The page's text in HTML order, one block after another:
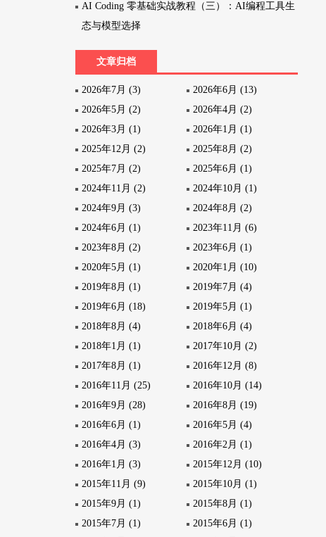
AI Coding 零基础实战教程（三）：AI编程工具生
态与模型选择
文章归档
2026年7月 (3)
2026年6月 (13)
2026年5月 (2)
2026年4月 (2)
2026年3月 (1)
2026年1月 (1)
2025年12月 (2)
2025年8月 (2)
2025年7月 (2)
2025年6月 (1)
2024年11月 (2)
2024年10月 (1)
2024年9月 (3)
2024年8月 (2)
2024年6月 (1)
2023年11月 (6)
2023年8月 (2)
2023年6月 (1)
2020年5月 (1)
2020年1月 (10)
2019年8月 (1)
2019年7月 (4)
2019年6月 (18)
2019年5月 (1)
2018年8月 (4)
2018年6月 (4)
2018年1月 (1)
2017年10月 (2)
2017年8月 (1)
2016年12月 (8)
2016年11月 (25)
2016年10月 (14)
2016年9月 (28)
2016年8月 (19)
2016年6月 (1)
2016年5月 (4)
2016年4月 (3)
2016年2月 (1)
2016年1月 (3)
2015年12月 (10)
2015年11月 (9)
2015年10月 (1)
2015年9月 (1)
2015年8月 (1)
2015年7月 (1)
2015年6月 (1)